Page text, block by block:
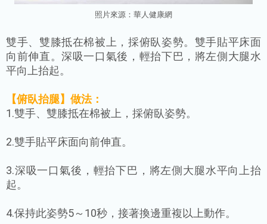
照片來源： 華人健康網
雙手、雙膝抵在棉被上，採俯臥姿勢。雙手貼平床面
向前伸直。深吸一口氣後，輕抬下巴，將左側大腿水
平向上抬起。
【俯臥抬腿】 做法：
1.雙手、雙膝抵在棉被上，採俯臥姿勢。
2.雙手貼平床面向前伸直。
3.深吸一口氣後，輕抬下巴，將左側大腿水平向上抬
起。
4.保持此姿勢5～10秒，接著換邊重複以上動作。